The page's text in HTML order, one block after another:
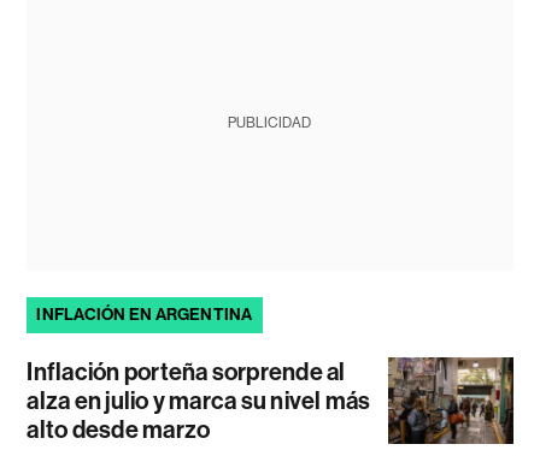
PUBLICIDAD
INFLACIÓN EN ARGENTINA
Inflación porteña sorprende al
alza en julio y marca su nivel más
alto desde marzo